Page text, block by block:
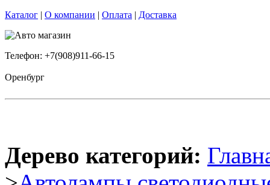
Каталог | О компании | Оплата | Доставка
Телефон: +7(908)911-66-15
Оренбург
Дерево категорий: